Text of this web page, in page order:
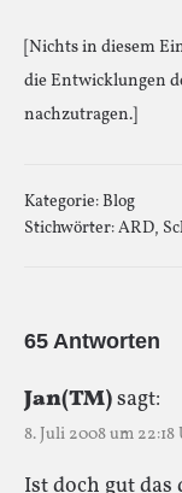
[Nichts in diesem
die Entwicklungen
nachzutragen.]
Kategorie:Blog
Stichwörter:ARD,
65 Antworten
Jan(TM)sagt:
8. Juli 2008 um 22:18
Ist doch gut